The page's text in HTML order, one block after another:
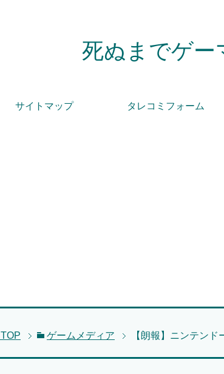
死ぬまでゲー
サイトマップ タレコミフォーム
TOP ゲームメディア 【朗報】ニンテン